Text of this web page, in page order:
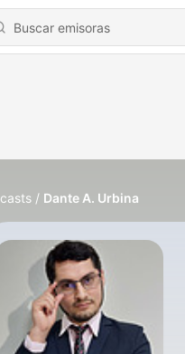
Dante A. Urbina